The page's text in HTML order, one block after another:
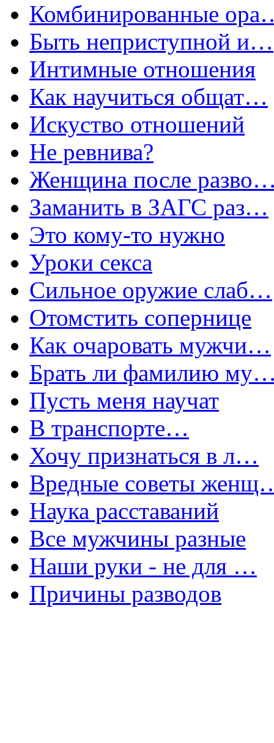
Комбинированные
Быть неприступной и…
Интимные отношения
Как научиться общат…
Искуство отношений
Не ревнива?
Женщина после
Заманить в ЗАГС раз…
Это кому-то нужно
Уроки секса
Сильное оружие слаб…
Отомстить сопернице
Как очаровать мужчи…
Брать ли фамилию
Пусть меня научат
В транспорте…
Хочу признаться в л…
Вредные советы
Наука расставаний
Все мужчины разные
Наши руки - не для …
Причины разводов